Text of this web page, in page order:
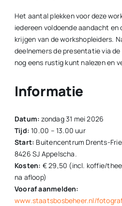
Het aantal plekken voor deze
iedereen voldoende aandacht en
krijgen van de workshopleiders.
deelnemers de presentatie via
nog eens rustig kunt nalezen en
Informatie
Datum: zondag 31 mei 2026
Tijd: 10.00 – 13.00 uur
Start: Buitencentrum Drents-
8426 SJ Appelscha.
Kosten: € 29,50 (incl. koffie/
na afloop)
Vooraf aanmelden:
www.staatsbosbeheer.nl/